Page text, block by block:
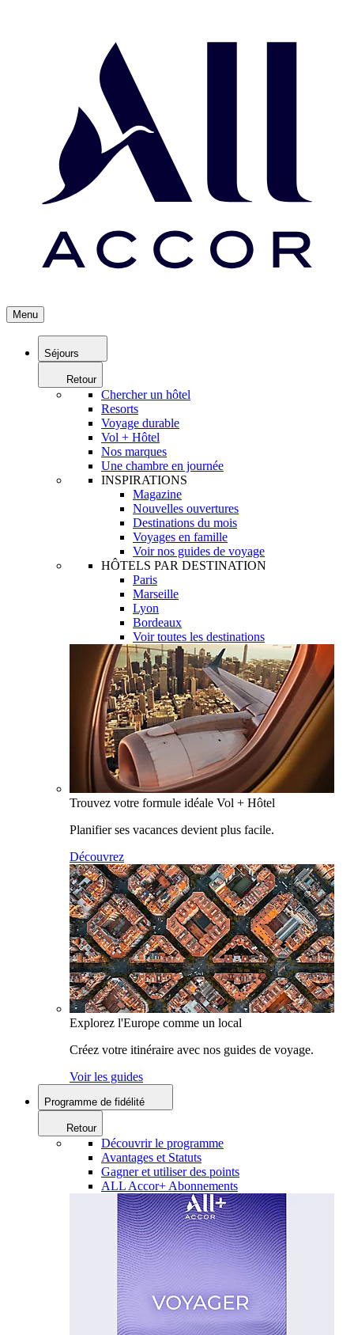
Menu
Séjours
Retour
Chercher un hôtel
Resorts
Voyage durable
Vol + Hôtel
Nos marques
Une chambre en journée
INSPIRATIONS
Magazine
Nouvelles ouvertures
Destinations du mois
Voyages en famille
Voir nos guides de voyage
HÔTELS PAR DESTINATION
Paris
Marseille
Lyon
Bordeaux
Voir toutes les destinations
Trouvez votre formule idéale Vol + Hôtel
Planifier ses vacances devient plus facile.
Découvrez
Explorez l'Europe comme un local
Créez votre itinéraire avec nos guides de voyage.
Voir les guides
Programme de fidélité
Retour
Découvrir le programme
Avantages et Statuts
Gagner et utiliser des points
ALL Accor+ Abonnements